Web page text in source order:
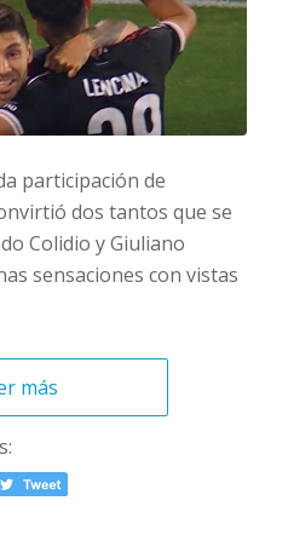
participación de
dos tantos que se
Colidio y Giuliano
sensaciones con vistas
más